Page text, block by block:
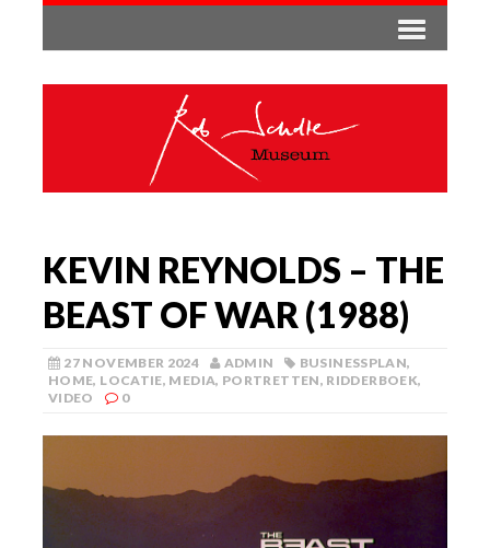
KEVIN REYNOLDS – THE
BEAST OF WAR (1988)
27 NOVEMBER 2024 ADMIN BUSINESSPLAN,
HOME, LOCATIE, MEDIA, PORTRETTEN, RIDDERBOEK,
VIDEO
0